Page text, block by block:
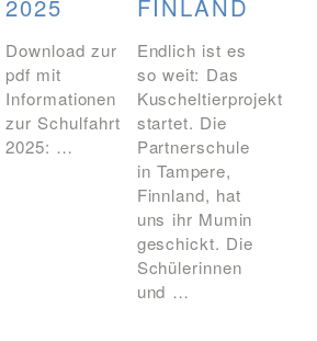
2025
Download zur
pdf mit
Informationen
zur Schulfahrt
2025: …
FINLAND
Endlich ist es
so weit: Das
Kuscheltierprojekt
startet. Die
Partnerschule
in Tampere,
Finnland, hat
uns ihr Mumin
geschickt. Die
Schülerinnen
und …